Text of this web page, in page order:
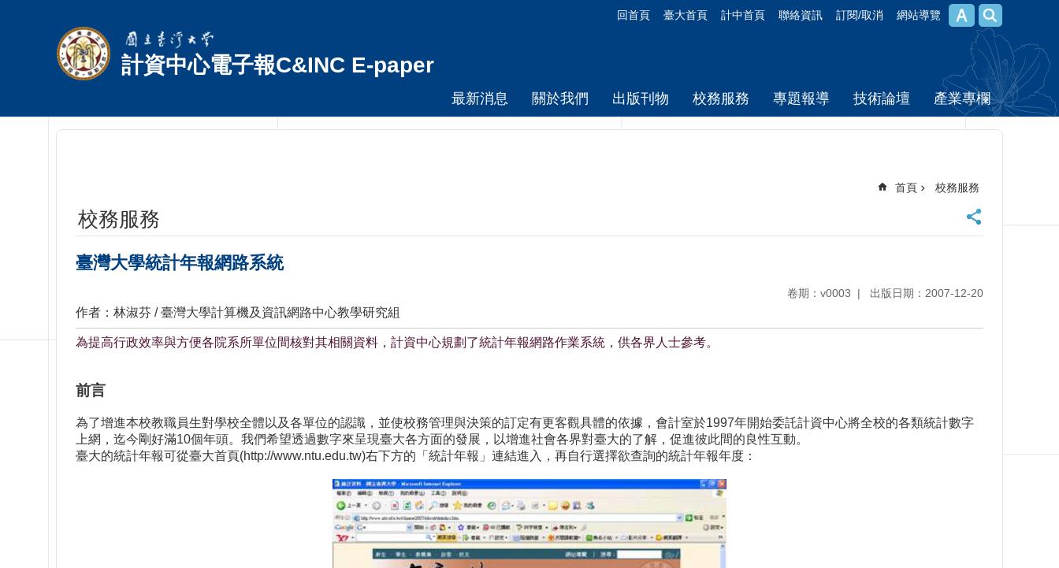
回首頁 臺大首頁 計中首頁 聯絡資訊 訂閱/取消 網站導覽
計資中心電子報C&INC E-paper
最新消息 關於我們 出版刊物 校務服務 專題報導 技術論壇 產業專欄
首頁 校務服務
校務服務
臺灣大學統計年報網路系統
卷期：v0003 出版日期：2007-12-20
作者：林淑芬 / 臺灣大學計算機及資訊網路中心教學研究組
為提高行政效率與方便各院系所單位間核對其相關資料，計資中心規劃了統計年報網路作業系統，供各界人士參考。
前言
為了增進本校教職員生對學校全體以及各單位的認識，並使校務管理與決策的訂定有更客觀具體的依據，會計室於1997年開始委託計資中心將全校的各類統計數字
上網，迄今剛好滿10個年頭。我們希望透過數字來呈現臺大各方面的發展，以增進社會各界對臺大的了解，促進彼此間的良性互動。
臺大的統計年報可從臺大首頁(http://www.ntu.edu.tw)右下方的「統計年報」連結進入，再自行選擇欲查詢的統計年報年度：